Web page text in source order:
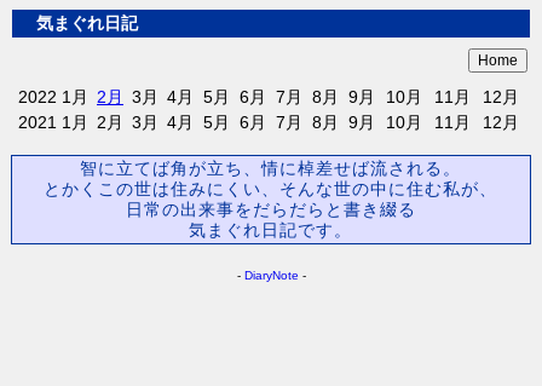
気まぐれ日記
2022 1月 2月 3月 4月 5月 6月 7月 8月 9月 10月 11月
12月
2021 1月 2月 3月 4月 5月 6月 7月 8月 9月 10月 11月 12月
智に立てば角が立ち、情に棹差せば流される。
とかくこの世は住みにくい、そんな世の中に住む私が、
日常の出来事をだらだらと書き綴る
気まぐれ日記です。
- DiaryNote -